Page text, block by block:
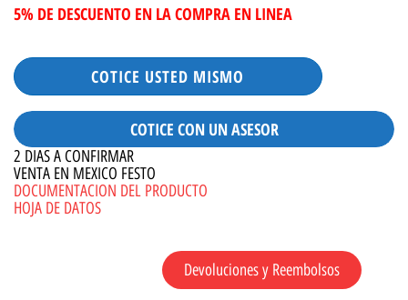
5% DE DESCUENTO EN LA COMPRA EN LINEA
COTICE USTED MISMO
COTICE CON UN ASESOR
2 DIAS A CONFIRMAR
VENTA EN MEXICO FESTO
DOCUMENTACION DEL PRODUCTO
HOJA DE DATOS
Devoluciones y Reembolsos